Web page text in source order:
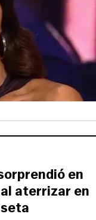
en
aterrizar en